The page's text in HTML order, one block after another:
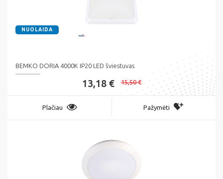
NUOLAIDA
BEMKO DORIA 4000K IP20 LED šviestuvas
13,18 € 15,50 €
Plačiau Pažymėti